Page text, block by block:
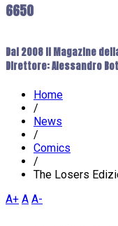
6650
Dal 2008 il Magazine
Direttore: Alessandro
Home
/
News
/
Comics
/
The Losers
A+ A A-